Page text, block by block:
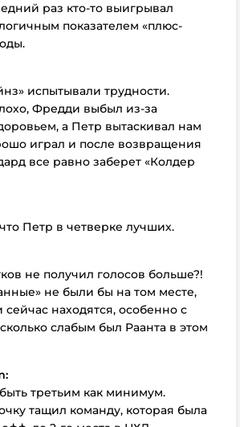
раз кто-то выигрывал
показателем «плюс-
испытывали трудности.
Фредди выбыл из-за
а Петр вытаскивал нам
играл и после возвращения
все равно заберет «Колдер
Петр в четверке лучших.
не получил голосов больше?!
не были бы на том месте,
находятся, особенно с
слабым был Раанта в этом
третьим как минимум.
тащил команду, которая была